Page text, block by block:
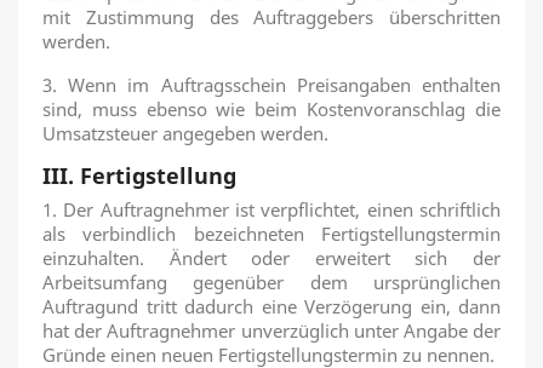
mit Zustimmung des Auftraggebers überschritten
werden.
3. Wenn im Auftragsschein Preisangaben enthalten
sind, muss ebenso wie beim Kostenvoranschlag die
Umsatzsteuer angegeben werden.
III. Fertigstellung
1. Der Auftragnehmer ist verpflichtet, einen schriftlich
als verbindlich bezeichneten Fertigstellungstermin
einzuhalten. Ändert oder erweitert sich der
Arbeitsumfang gegenüber dem ursprünglichen
Auftragund tritt dadurch eine Verzögerung ein, dann
hat der Auftragnehmer unverzüglich unter Angabe der
Gründe einen neuen Fertigstellungstermin zu nennen.